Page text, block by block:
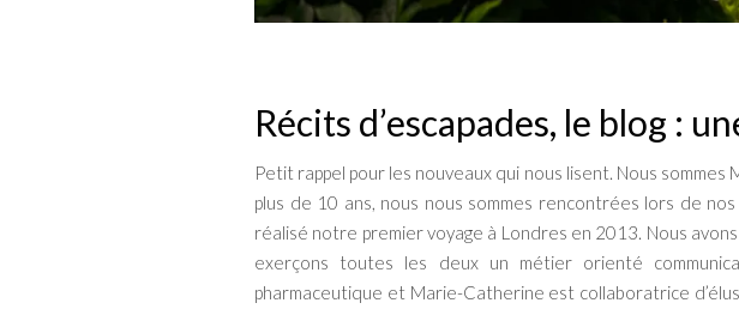
Récits d’escapades, le blog :
Petit rappel pour les nouveaux qui nous lisent. Nous
plus de 10 ans, nous nous sommes rencontrées lors de
réalisé notre premier voyage à Londres en 2013. Nous
exerçons toutes les deux un métier orienté
pharmaceutique et Marie-Catherine est collaboratrice